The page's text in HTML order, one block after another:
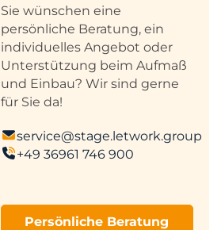
Sie wünschen eine
persönliche Beratung, ein
individuelles Angebot oder
Unterstützung beim Aufmaß
und Einbau? Wir sind gerne
für Sie da!
service@stage.letwork.group
+49 36961 746 900
Persönliche Beratung